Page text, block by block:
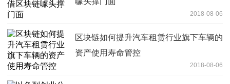
2018-08-06
区块链如何提升汽车租赁行业旗下车辆的
资产使用寿命管控
2018-08-06